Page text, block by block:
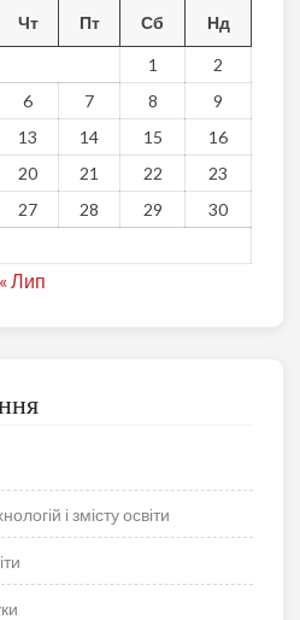
Чт Пт Сб Нд
1
2
6 7 8
9
13 14 15
16
20 21 22
23
27 28 29
30
« Лип
і змісту освіти